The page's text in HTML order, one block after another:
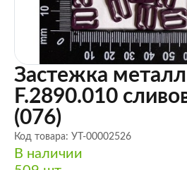
Застежка
F.2890.010
(076)
Код товара: УТ-00002526
В наличии